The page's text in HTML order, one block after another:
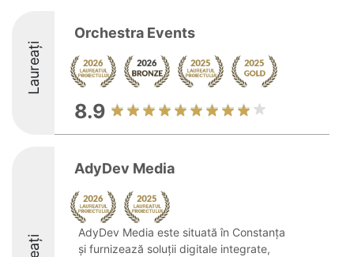
Laureați
Orchestra Events
8.9
AdyDev Media
AdyDev Media este situată în Constanța
și furnizează soluții digitale integrate,